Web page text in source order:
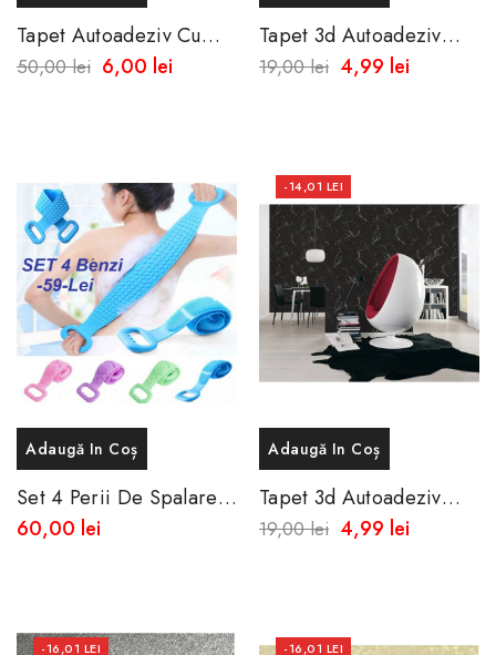
Tapet Autoadeziv Cu
Aspect De Caramida
50x50 Cm -Rezistent La
50,00 lei 6,00 lei
Tapet 3d Autoadeziv
Marmura Alba Sau
Neagra 60x50 Cm
19,00 lei 4,99 lei
Adaugă In Coș
Set 4 Perii De Spalare
A Spatelui Din Silicon
60,00 lei
-14,01 LEI
Adaugă In Coș
Tapet 3d Autoadeziv
Marmura Alba Sau
Neagra 60x50 Cm
19,00 lei 4,99 lei
-16,01 LEI -16,01 LEI